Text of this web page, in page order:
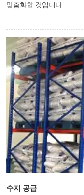
맞춤화할 것입니다.
수지 공급